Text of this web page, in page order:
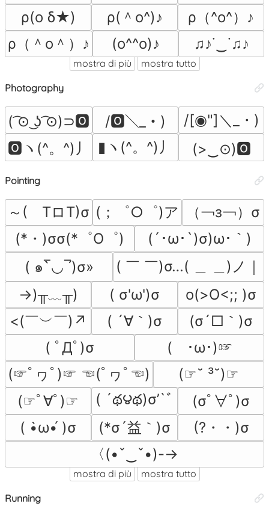
ρ(o δ★)
ρ(＾o^)♪
ρ（^o^）♪
ρ（＾o＾）♪
(o^^o)♪ ♫♪˙‿˙♫♪
mostra di più mostra tutto
Photography
( ͡⊙ ͜ʖ ͡⊙)⊃🅾 /🅾＼_・)
/[◉"]＼_・)
🅾ヽ(^。^)丿
▮ヽ(^。^)丿 (>‿⊙)🅾
Pointing
～(　TロT)σ (；゜○゜)ア
（￢з￢）σ
(*・)σσ(*゜O゜)
(´･ω･`)σ)ω･｀)
( ๑‾̀◡‾́)σ»
( ￣ ￣)σ…( ＿ ＿)ノ｜
→)╥﹏╥)
( σ'ω')σ
o(>O<;; )σ
<(￣︶￣)↗
( ´∀｀)σ
(σ´□｀)σ
( ﾟДﾟ)σ
(　･ω･)☞
(☞ﾟヮﾟ)☞ ☜(ﾟヮﾟ☜)
(☞˘ ³˘)☞
(☞ﾟ∀ﾟ)☞
( ´థ౪థ)σ’`ﾞ
(σﾟ∀ﾟ)σ
( •̀ω•́ )σ
(*σ´益｀)σ
(?・・)σ
〈(•ˇ‿ˇ•)-→
mostra di più mostra tutto
Running